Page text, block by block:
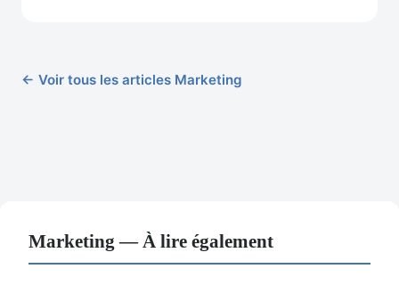
← Voir tous les articles Marketing
Marketing — À lire également